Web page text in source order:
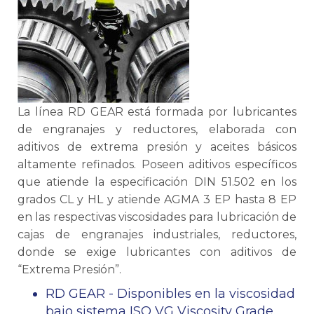
La línea RD GEAR está formada por lubricantes
de engranajes y reductores, elaborada con
aditivos de extrema presión y aceites básicos
altamente refinados. Poseen aditivos específicos
que atiende la especificación DIN 51.502 en los
grados CL y HL y atiende AGMA 3 EP hasta 8 EP
en las respectivas viscosidades para lubricación de
cajas de engranajes industriales, reductores,
donde se exige lubricantes con aditivos de
“Extrema Presión”.
RD GEAR - Disponibles en la viscosidad